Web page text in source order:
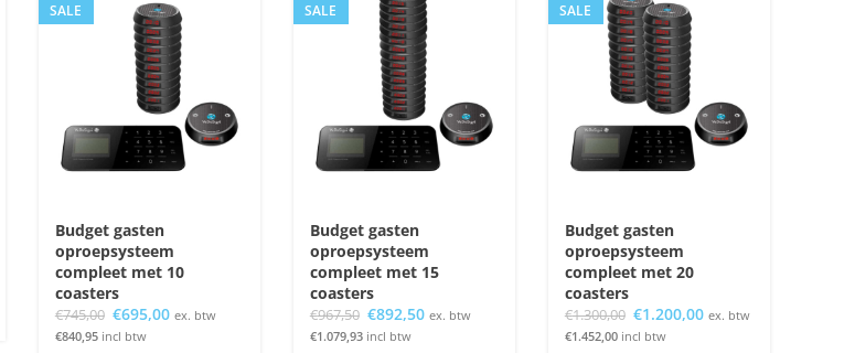
SALE
Budget gasten
oproepsysteem
compleet met 10
coasters
€745,00 Oorspronkelijke
prijs
€695,00Huidige
ex. btw
€840,95incl btw
SALE
Budget gasten
oproepsysteem
compleet met 15
coasters
€967,50 Oorspronkelijke
prijs
€892,50Huidige
ex. btw
€1.079,93incl btw
SALE
Budget gasten
oproepsysteem
compleet met 20
coasters
€1.300,00 Oorspronkelijke
prijs
€1.200,00Huidige
ex. btw
€1.452,00incl btw